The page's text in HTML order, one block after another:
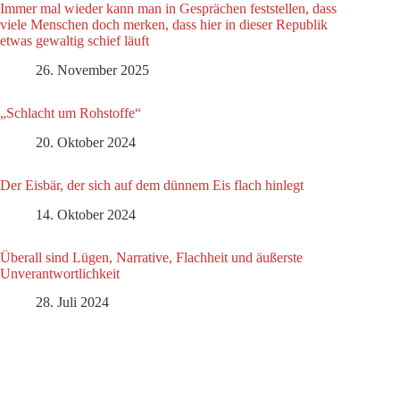
Immer mal wieder kann man in Gesprächen feststellen, dass
viele Menschen doch merken, dass hier in dieser Republik
etwas gewaltig schief läuft
26. November 2025
„Schlacht um Rohstoffe“
20. Oktober 2024
Der Eisbär, der sich auf dem dünnem Eis flach hinlegt
14. Oktober 2024
Überall sind Lügen, Narrative, Flachheit und äußerste
Unverantwortlichkeit
28. Juli 2024